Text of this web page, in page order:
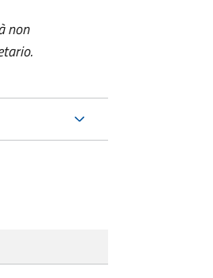
non